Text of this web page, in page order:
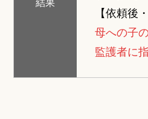
【依頼後
母への子
監護者に